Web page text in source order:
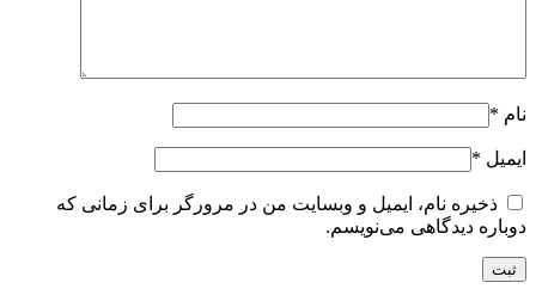
نام *
ایمیل *
ذخیره نام، ایمیل و وبسایت من در مرورگر برای زمانی که
دوباره دیدگاهی می‌نویسم.